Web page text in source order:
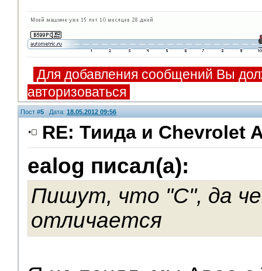
Для добавления сообщений Вы
авторизоваться
Пост #5 Дата: 18.05.2012 09:56
RE: Тиида и Chevrolet
ealog писал(а):
Пишут, что "С", да
отличается
Помощники